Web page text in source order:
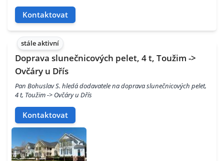
Kontaktovat
stále aktivní
Doprava slunečnicových pelet, 4 t, Toužim ->
Ovčáry u Dřís
Pan Bohuslav S. hledá dodavatele na doprava slunečnicových pelet,
4 t, Toužim -> Ovčáry u Dřís
Kontaktovat